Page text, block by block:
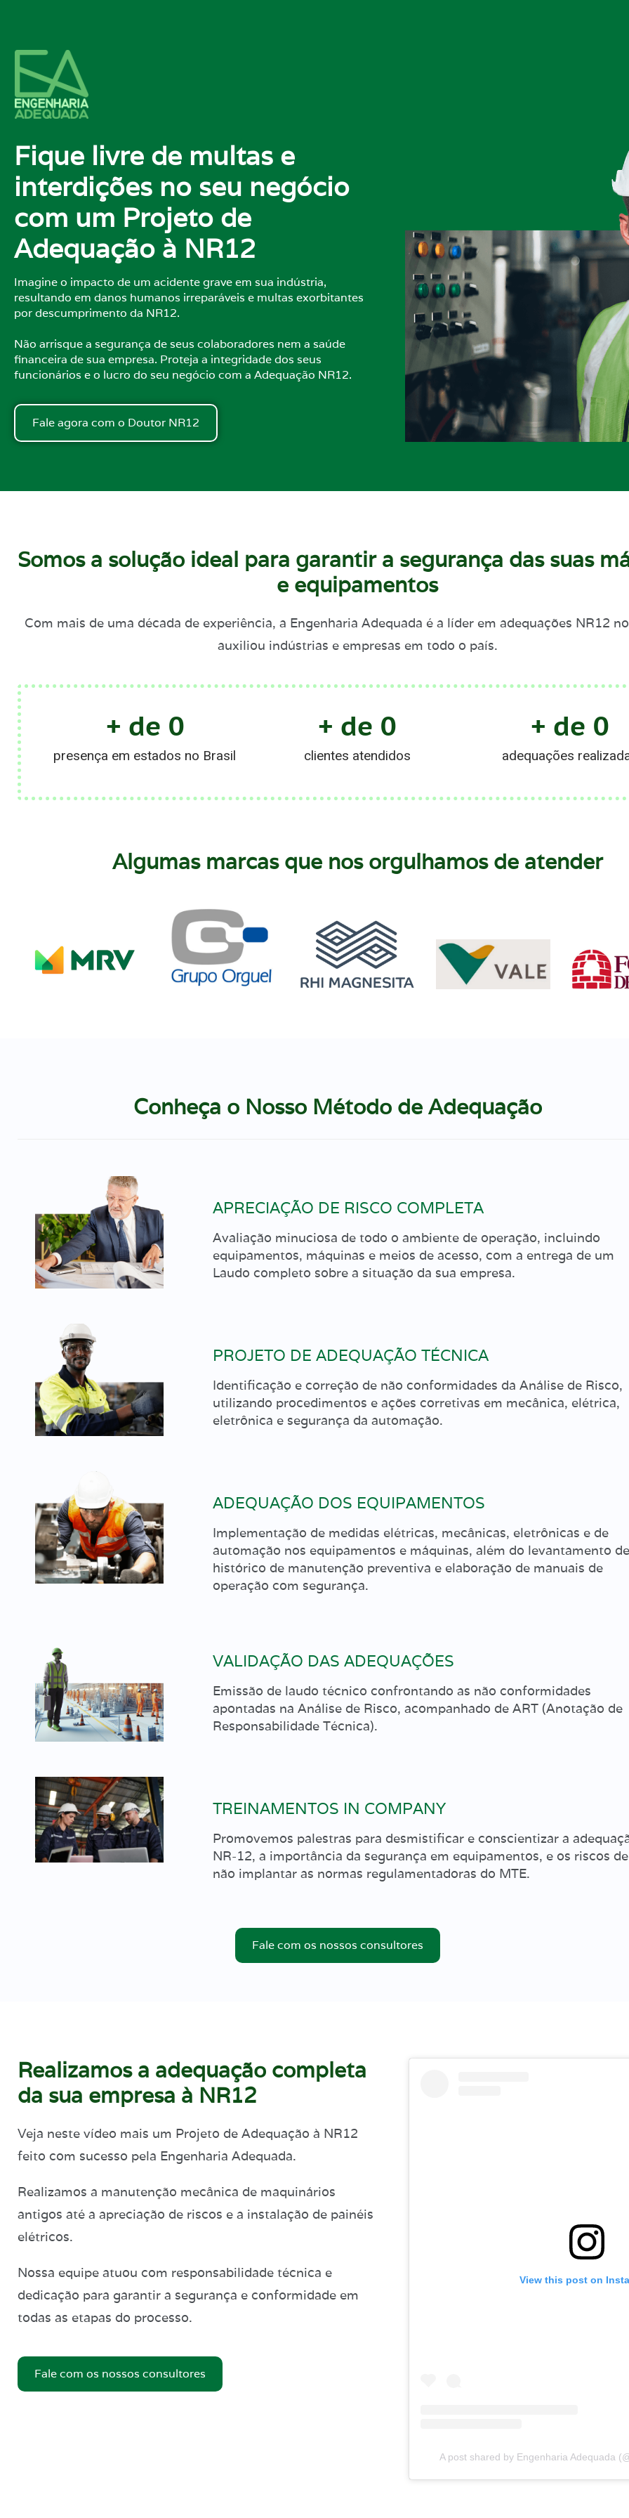
Fique livre de multas e
interdições no seu negócio
com um Projeto de
Adequação à NR12
Imagine o impacto de um acidente grave em sua indústria,
resultando em danos humanos irreparáveis e multas exorbitantes
por descumprimento da NR12.
Não arrisque a segurança de seus colaboradores nem a saúde
financeira de sua empresa. Proteja a integridade dos seus
funcionários e o lucro do seu negócio com a Adequação NR12.
Fale agora com o Doutor NR12
Somos a solução ideal para garantir a segurança das suas
e equipamentos
Com mais de uma década de experiência, a Engenharia Adequada é a líder em adequações NR12
auxiliou indústrias e empresas em todo o país.
presença em estados no Brasil
+ de 0
clientes atendidos
+ de 0
adequações
+ de 0
Algumas marcas que nos orgulhamos de atender
Conheça o Nosso Método de Adequação
APRECIAÇÃO DE RISCO COMPLETA
Avaliação minuciosa de todo o ambiente de operação, incluindo
equipamentos, máquinas e meios de acesso, com a entrega de um
Laudo completo sobre a situação da sua empresa.
PROJETO DE ADEQUAÇÃO TÉCNICA
Identificação e correção de não conformidades da Análise de Risco,
utilizando procedimentos e ações corretivas em mecânica, elétrica,
eletrônica e segurança da automação.
ADEQUAÇÃO DOS EQUIPAMENTOS
Implementação de medidas elétricas, mecânicas, eletrônicas e de
automação nos equipamentos e máquinas, além do levantamento de
histórico de manutenção preventiva e elaboração de manuais de
operação com segurança.
VALIDAÇÃO DAS ADEQUAÇÕES
Emissão de laudo técnico confrontando as não conformidades
apontadas na Análise de Risco, acompanhado de ART (Anotação de
Responsabilidade Técnica).
TREINAMENTOS IN COMPANY
Promovemos palestras para desmistificar e conscientizar a
NR-12, a importância da segurança em equipamentos, e os riscos de
não implantar as normas regulamentadoras do MTE.
Fale com os nossos consultores
Realizamos a adequação completa
da sua empresa à NR12
Veja neste vídeo mais um Projeto de Adequação à NR12
feito com sucesso pela Engenharia Adequada.
Realizamos a manutenção mecânica de maquinários
antigos até a apreciação de riscos e a instalação de painéis
elétricos.
Nossa equipe atuou com responsabilidade técnica e
dedicação para garantir a segurança e conformidade em
todas as etapas do processo.
Fale com os nossos consultores
View this post on
A post shared by Engenharia Adequada